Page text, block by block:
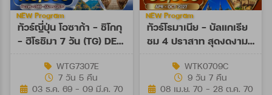
ทัวร์ญี่ปุ่น โอซาก้า - ชิโกกุ
- ฮิโรชิมา 7 วัน (TG) DEC
NEW Program
WTG7307E
7 วัน 5 คืน
03 ธ.ค. 69 - 09 มี.ค. 70
ทัวร์โรมาเนีย - บัลแกเรีย
ชม 4 ปราสาท สุดงดงาม
NEW Program
WTK0709C
9 วัน 7 คืน
08 เม.ย. 70 - 28 ต.ค. 70